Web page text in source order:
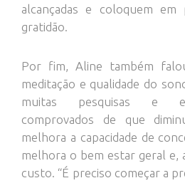
alcançadas e coloquem
gratidão.
Por fim, Aline também
meditação e qualidade do
muitas pesquisas e
comprovados de que
melhora a capacidade de
melhora o bem estar geral e,
custo. “É preciso começar a